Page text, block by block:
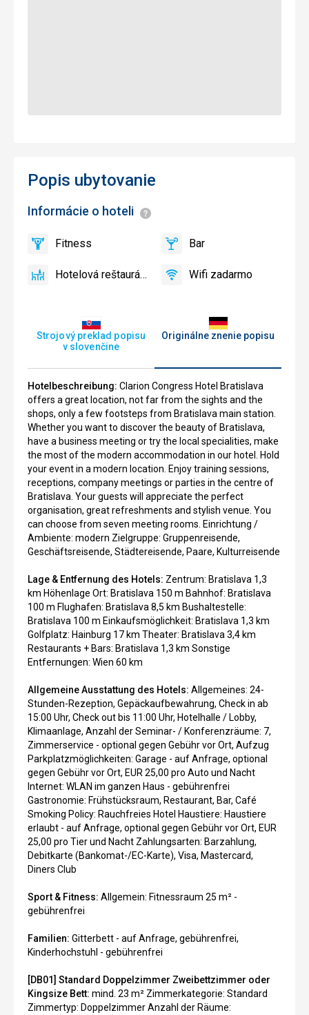
Strojový preklad popisu
v slovenčine
Originálne znenie popisu
Hotelbeschreibung: Clarion Congress Hotel Bratislava
offers a great location, not far from the sights and the
shops, only a few footsteps from Bratislava main station.
Whether you want to discover the beauty of Bratislava,
have a business meeting or try the local specialities, make
the most of the modern accommodation in our hotel. Hold
your event in a modern location. Enjoy training sessions,
receptions, company meetings or parties in the centre of
Bratislava. Your guests will appreciate the perfect
organisation, great refreshments and stylish venue. You
can choose from seven meeting rooms. Einrichtung /
Ambiente: modern Zielgruppe: Gruppenreisende,
Geschäftsreisende, Städtereisende, Paare, Kulturreisende
Lage & Entfernung des Hotels: Zentrum: Bratislava 1,3
km Höhenlage Ort: Bratislava 150 m Bahnhof: Bratislava
100 m Flughafen: Bratislava 8,5 km Bushaltestelle:
Bratislava 100 m Einkaufsmöglichkeit: Bratislava 1,3 km
Golfplatz: Hainburg 17 km Theater: Bratislava 3,4 km
Restaurants + Bars: Bratislava 1,3 km Sonstige
Entfernungen: Wien 60 km
Allgemeine Ausstattung des Hotels: Allgemeines: 24-
Stunden-Rezeption, Gepäckaufbewahrung, Check in ab
15:00 Uhr, Check out bis 11:00 Uhr, Hotelhalle / Lobby,
Klimaanlage, Anzahl der Seminar- / Konferenzräume: 7,
Zimmerservice - optional gegen Gebühr vor Ort, Aufzug
Parkplatzmöglichkeiten: Garage - auf Anfrage, optional
gegen Gebühr vor Ort, EUR 25,00 pro Auto und Nacht
Internet: WLAN im ganzen Haus - gebührenfrei
Gastronomie: Frühstücksraum, Restaurant, Bar, Café
Smoking Policy: Rauchfreies Hotel Haustiere: Haustiere
erlaubt - auf Anfrage, optional gegen Gebühr vor Ort, EUR
25,00 pro Tier und Nacht Zahlungsarten: Barzahlung,
Debitkarte (Bankomat-/EC-Karte), Visa, Mastercard,
Diners Club
Sport & Fitness: Allgemein: Fitnessraum 25 m² -
gebührenfrei
Familien: Gitterbett - auf Anfrage, gebührenfrei,
Kinderhochstuhl - gebührenfrei
[DB01] Standard Doppelzimmer Zweibettzimmer oder
Kingsize Bett: mind. 23 m² Zimmerkategorie: Standard
Zimmertyp: Doppelzimmer Anzahl der Räume:
Popis ubytovanie
Informácie o hoteli Informácie
FitnessFitness
áno Bar Bar
áno
Hotelová
Hotelová reštaurácia
áno
Wifi
Wifi zadarmo
áno